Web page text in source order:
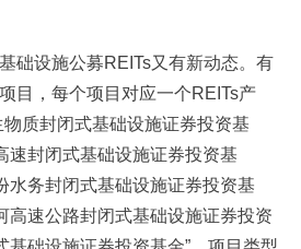
础设施公募REITs又有新动态。有
目，每个项目对应一个REITs产
质封闭式基础设施证券投资基
速封闭式基础设施证券投资基
水务封闭式基础设施证券投资基
高速公路封闭式基础设施证券投资